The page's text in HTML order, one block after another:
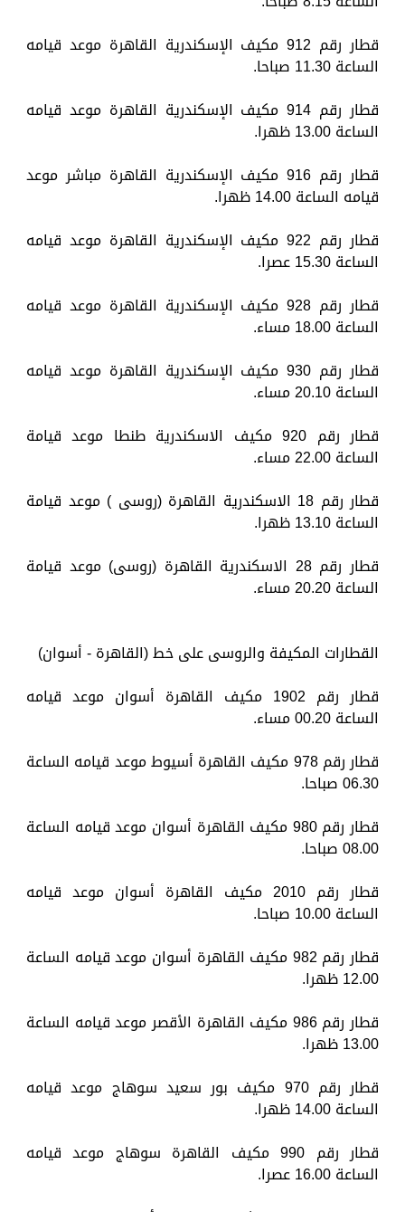
قطار رقم 912 مكيف الإسكندرية القاهرة موعد قيامه
الساعة 11.30 صباحا.
قطار رقم 914 مكيف الإسكندرية القاهرة موعد قيامه
الساعة 13.00 ظهرا.
قطار رقم 916 مكيف الإسكندرية القاهرة مباشر موعد
قيامه الساعة 14.00 ظهرا.
قطار رقم 922 مكيف الإسكندرية القاهرة موعد قيامه
الساعة 15.30 عصرا.
قطار رقم 928 مكيف الإسكندرية القاهرة موعد قيامه
الساعة 18.00 مساء.
قطار رقم 930 مكيف الإسكندرية القاهرة موعد قيامه
الساعة 20.10 مساء.
قطار رقم 920 مكيف الاسكندرية طنطا موعد قيامة
الساعة 22.00 مساء.
قطار رقم 18 الاسكندرية القاهرة (روسى ) موعد قيامة
الساعة 13.10 ظهرا.
قطار رقم 28 الاسكندرية القاهرة (روسى) موعد قيامة
الساعة 20.20 مساء.
القطارات المكيفة والروسى على خط (القاهرة - أسوان)
قطار رقم 1902 مكيف القاهرة أسوان موعد قيامه
الساعة 00.20 مساء.
قطار رقم 978 مكيف القاهرة أسيوط موعد قيامه الساعة
06.30 صباحا.
قطار رقم 980 مكيف القاهرة أسوان موعد قيامه الساعة
08.00 صباحا.
قطار رقم 2010 مكيف القاهرة أسوان موعد قيامه
الساعة 10.00 صباحا.
قطار رقم 982 مكيف القاهرة أسوان موعد قيامه الساعة
12.00 ظهرا.
قطار رقم 986 مكيف القاهرة الأقصر موعد قيامه الساعة
13.00 ظهرا.
قطار رقم 970 مكيف بور سعيد سوهاج موعد قيامه
الساعة 14.00 ظهرا.
قطار رقم 990 مكيف القاهرة سوهاج موعد قيامه
الساعة 16.00 عصرا.